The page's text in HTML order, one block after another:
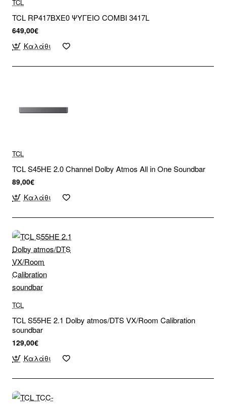
TCL
TCL RP417BXE0 ΨΥΓΕΙΟ COMBI 3417L
649,00€
Καλάθι
TCL
TCL S45HE 2.0 Channel Dolby Atmos All in One Soundbar
89,00€
Καλάθι
TCL
TCL S55HE 2.1 Dolby atmos/DTS VX/Room Calibration
soundbar
129,00€
Καλάθι